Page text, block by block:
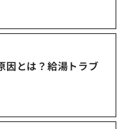
因とは？給湯トラブ